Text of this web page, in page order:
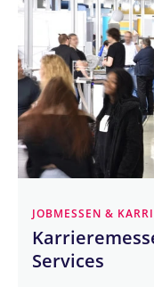
JOBMESSEN &
Services